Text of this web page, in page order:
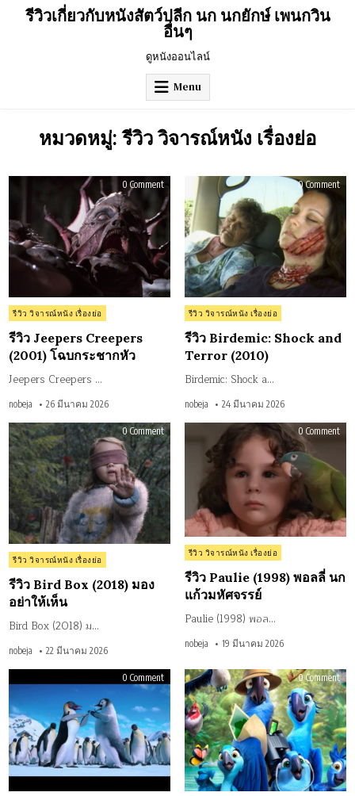
รีวิวเกี่ยวกับหนังสัตว์ปลีก นก นกยักษ์ เพนกวิน
อื่นๆ
ดูหนังออนไลน์
Menu
หมวดหมู่:รีวิว วิจารณ์หนัง เรื่องย่อ
0 Commenton
Jeepers
Creepers
(2001)
กระชาก
หัว
Posted
in
รีวิว วิจารณ์หนัง เรื่องย่อ
รีวิว Jeepers Creepers
(2001) โฉบกระชากหัว
Jeepers Creepers …
nobeja 26 มีนาคม 2026
0 Commenton
and
Posted
in
รีวิว วิจารณ์หนัง เรื่องย่อ
รีวิว Birdemic: Shock and
Terror (2010)
Birdemic: Shock a…
nobeja 24 มีนาคม 2026
0 Commenton
รีวิว
Bird
Box
(2018)
มอง
อย่า
ให้
Posted
in
รีวิว วิจารณ์หนัง เรื่องย่อ
รีวิว Bird Box (2018) มอง
อย่าให้เห็น
Bird Box (2018) ม…
nobeja 22 มีนาคม 2026
0 Commenton
พอ
ลลี่
มหั
Posted
in
รีวิว วิจารณ์หนัง เรื่องย่อ
รีวิว Paulie (1998) พอลลี่ นก
แก้วมหัศจรรย์
Paulie (1998) พอล…
nobeja 19 มีนาคม 2026
0 Commenton
รีวิว
Happy
(2006)
เพนกวิน
กลม
ปุ๊ก
หัวใจ
เต้น
0 Commenton
รีวิว
Rio
2
ริโอ
2